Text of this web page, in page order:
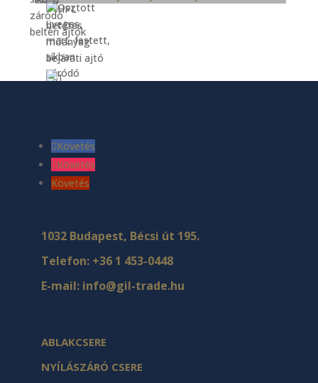
Követés
Követés
Követés
1032 Budapest, Bécsi út 195.
Telefon: +36 1 453-0448
E-mail: info@gil-trade.hu
ABLAKCSERE
NYÍLÁSZÁRÓ CSERE